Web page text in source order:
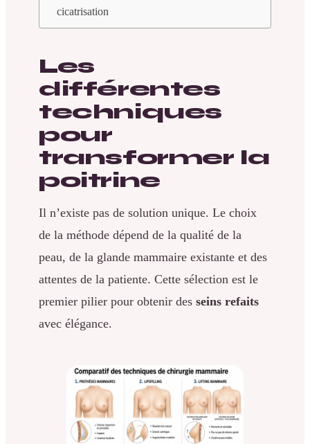
cicatrisation
Les
différentes
techniques
pour
transformer la
poitrine
Il n’existe pas de solution unique. Le choix
de la méthode dépend de la qualité de la
peau, de la glande mammaire existante et des
attentes de la patiente. Cette sélection est le
premier pilier pour obtenir des seins refaits
avec élégance.